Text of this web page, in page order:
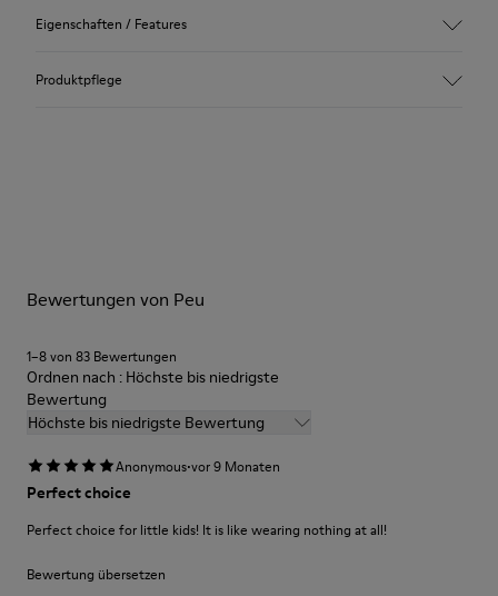
Eigenschaften / Features
Futter48% recycelter Polyester 30% Leder 12% Leder
Produktpflege
Schuhpflegeanleitung.
Bewertungen von Peu
1–8 von 83 Bewertungen
Ordnen nach : Höchste bis niedrigste
Bewertung
Höchste bis niedrigste Bewertung
Anonymous·vor 9 Monaten
Perfect choice
Perfect choice for little kids! It is like wearing nothing at all!
Bewertung übersetzen